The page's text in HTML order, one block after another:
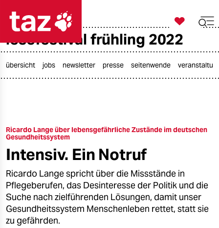
taz zahl ich
öko
gesellschaft
kultur
sport
berlin

taz zahl ich
lesefestival frühling 2022
übersicht jobs newsletter presse seitenwende
Ricardo Lange über lebensgefährliche Zustände im deutschen
Gesundheitssystem
Intensiv. Ein Notruf
Ricardo Lange spricht über die Missstände in
Pflegeberufen, das Desinteresse der Politik und die
Suche nach zielführenden Lösungen, damit unser
Gesundheitssystem Menschenleben rettet, statt sie
zu gefährden.